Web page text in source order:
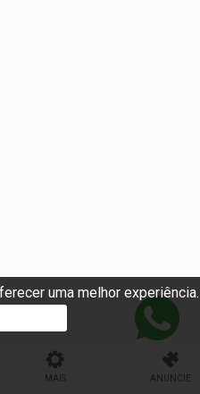
uma melhor experiência.
MAIS ANUNCIE